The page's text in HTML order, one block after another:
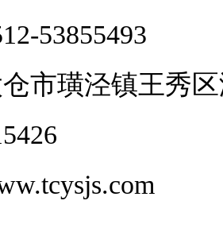
53855493
市璜泾镇王秀